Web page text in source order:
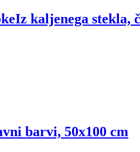
Iz kaljenega stekla,
barvi, 50x100 cm